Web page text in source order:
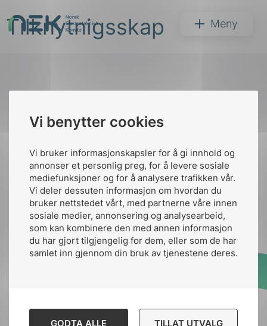
Vi benytter cookies
Vi bruker informasjonskapsler for å gi innhold og
annonser et personlig preg, for å levere sosiale
mediefunksjoner og for å analysere trafikken vår.
Vi deler dessuten informasjon om hvordan du
bruker nettstedet vårt, med partnerne våre innen
sosiale medier, annonsering og analysearbeid,
som kan kombinere den med annen informasjon
du har gjort tilgjengelig for dem, eller som de har
samlet inn gjennom din bruk av tjenestene deres.
GODTA ALLE TILLAT UTVALG
til
innhold
NEK Meny
Søk
Tilknytnigsskap
Kontakt oss
Ansatte
nek@nek.no
Kontakt
Bruk av Cookies